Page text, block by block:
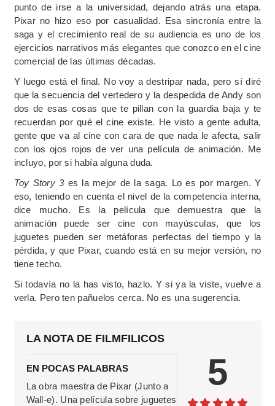
punto de irse a la universidad, dejando atrás una etapa.
Pixar no hizo eso por casualidad. Esa sincronía entre la
saga y el crecimiento real de su audiencia es uno de los
ejercicios narrativos más elegantes que conozco en el cine
comercial de las últimas décadas.
Y luego está el final. No voy a destripar nada, pero sí diré
que la secuencia del vertedero y la despedida de Andy son
dos de esas cosas que te pillan con la guardia baja y te
recuerdan por qué el cine existe. He visto a gente adulta,
gente que va al cine con cara de que nada le afecta, salir
con los ojos rojos de ver una película de animación. Me
incluyo, por si había alguna duda.
Toy Story 3es la mejor de la saga. Lo es por margen. Y
eso, teniendo en cuenta el nivel de la competencia interna,
dice mucho. Es la película que demuestra que la
animación puede ser cine con mayúsculas, que los
juguetes pueden ser metáforas perfectas del tiempo y la
pérdida, y que Pixar, cuando está en su mejor versión, no
tiene techo.
Si todavía no la has visto, hazlo. Y si ya la viste, vuelve a
verla. Pero ten pañuelos cerca. No es una sugerencia.
LA NOTA DE FILMFILICOS
EN POCAS PALABRAS
La obra maestra de Pixar (Junto a
Wall-e). Una película sobre juguetes
5